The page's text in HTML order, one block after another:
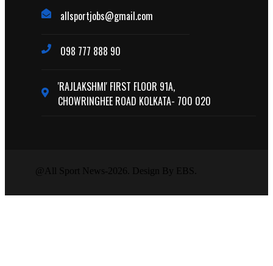
allsportjobs@gmail.com
098 777 888 90
'RAJLAKSHMI' FIRST FLOOR 91A,
CHOWRINGHEE ROAD KOLKATA- 700 020
@All Sport News-2026. Design By EBS.